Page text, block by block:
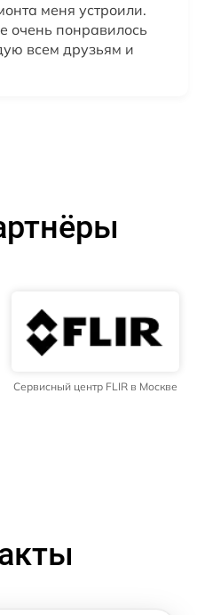
меня устроили.
очень понравилось
всем друзьям и
Сервисный центр FLIR в Москве